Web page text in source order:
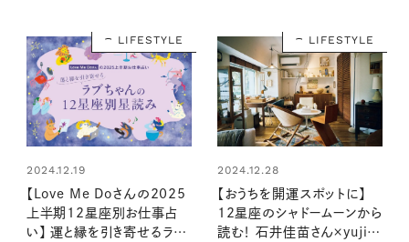
LIFESTYLE
2024.12.19
【Love Me Doさんの2025
上半期12星座別お仕事占
い】 運と縁を引き寄せるラブ
LIFESTYLE
2024.12.28
【おうちを開運スポットに】
12星座のシャドームーンから
読む！ 石井佳苗さん×yujiさ